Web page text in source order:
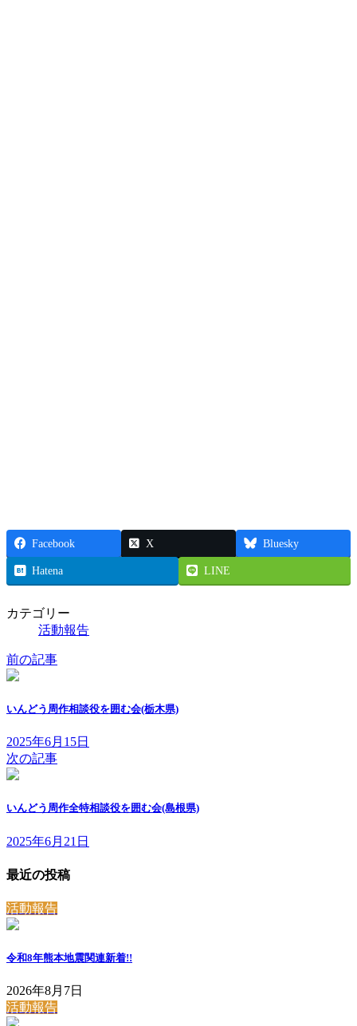
Facebook X Bluesky
Hatena LINE
カテゴリー
活動報告
前の記事
いんどう周作相談役を囲む会(栃木県)
2025年6月15日
次の記事
いんどう周作全特相談役を囲む会(島根県)
2025年6月21日
最近の投稿
活動報告
令和8年熊本地震関連新着!!
2026年8月7日
活動報告